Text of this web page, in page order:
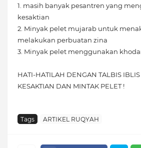
1. masih banyak pesantren yang
kesaktian
2. Minyak pelet mujarab untuk
melakukan perbuatan zina
3. Minyak pelet menggunakan
HATI-HATILAH DENGAN TALBIS
KESAKTIAN DAN MINTAK PELET !
Tags ARTIKEL RUQYAH